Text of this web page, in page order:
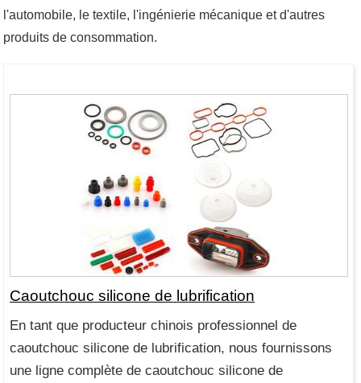
l'automobile, le textile, l'ingénierie mécanique et d'autres
produits de consommation.
Caoutchouc silicone de lubrification
En tant que producteur chinois professionnel de
caoutchouc silicone de lubrification, nous fournissons
une ligne complète de caoutchouc silicone de